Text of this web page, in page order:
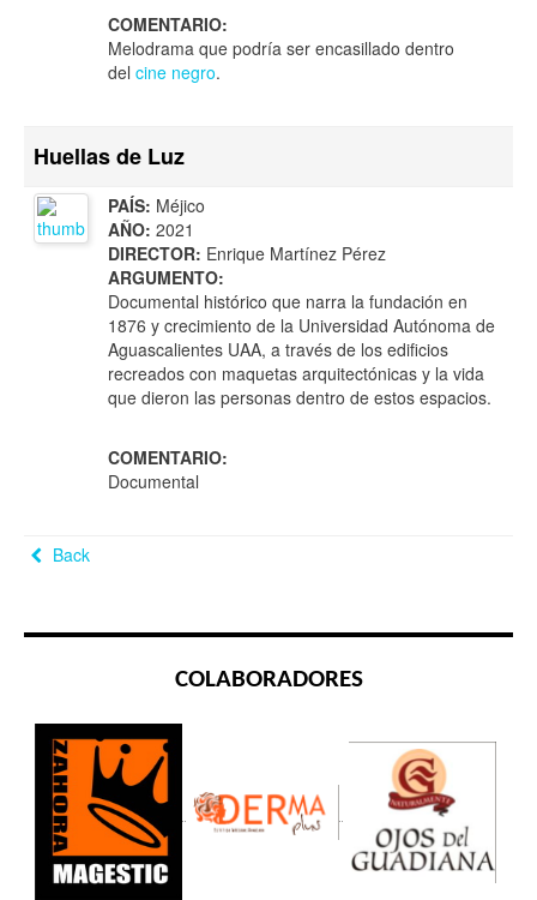
COMENTARIO:
Melodrama que podría ser encasillado dentro
del cine negro.
Huellas de Luz
PAÍS: Méjico
AÑO: 2021
DIRECTOR: Enrique Martínez Pérez
ARGUMENTO:
Documental histórico que narra la fundación en
1876 y crecimiento de la Universidad Autónoma de
Aguascalientes UAA, a través de los edificios
recreados con maquetas arquitectónicas y la vida
que dieron las personas dentro de estos espacios.
COMENTARIO:
Documental
Back
COLABORADORES